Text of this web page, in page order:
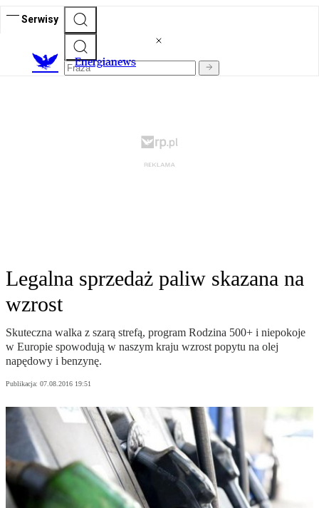
Serwisy
Energianews
Legalna sprzedaż paliw skazana na
wzrost
Skuteczna walka z szarą strefą, program Rodzina 500+ i niepokoje
w Europie spowodują w naszym kraju wzrost popytu na olej
napędowy i benzynę.
Publikacja: 07.08.2016 19:51